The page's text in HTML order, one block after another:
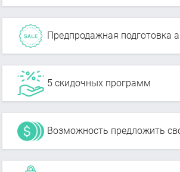
Предпродажная подготовка
5 скидочных программ
Возможность предложить